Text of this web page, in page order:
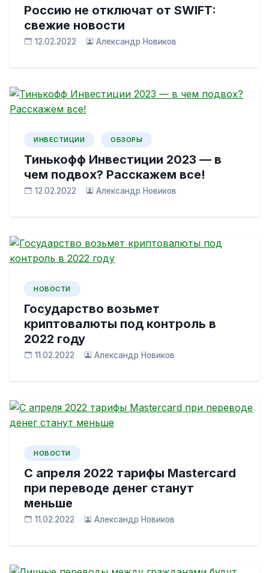
Россию не отключат от SWIFT:
свежие новости
12.02.2022 Александр Новиков
ИНВЕСТИЦИИ ОБЗОРЫ
Тинькофф Инвестиции 2023 — в
чем подвох? Расскажем все!
12.02.2022 Александр Новиков
НОВОСТИ
Государство возьмет
криптовалюты под контроль в
2022 году
11.02.2022 Александр Новиков
НОВОСТИ
С апреля 2022 тарифы Mastercard
при переводе денег станут
меньше
11.02.2022 Александр Новиков